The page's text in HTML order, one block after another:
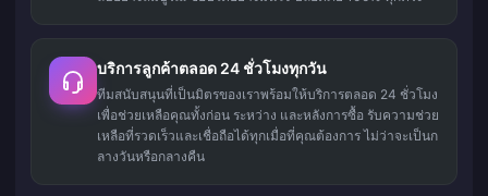
บริการลูกค้าตลอด 24 ชั่วโมงทุกวัน
ทีมสนับสนุนที่เป็นมิตรของเราพร้อมให้บริการตลอด 24 ชั่วโมง
เพื่อช่วยเหลือคุณทั้งก่อน ระหว่าง และหลังการซื้อ รับความช่วย
เหลือที่รวดเร็วและเชื่อถือได้ทุกเมื่อที่คุณต้องการ ไม่ว่าจะเป็นก
ลางวันหรือกลางคืน